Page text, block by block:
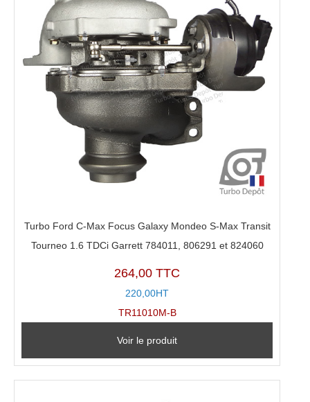
Turbo Ford C-Max Focus Galaxy Mondeo S-Max Transit
Tourneo 1.6 TDCi Garrett 784011, 806291 et 824060
264,00 TTC
220,00HT
TR11010M-B
Voir le produit